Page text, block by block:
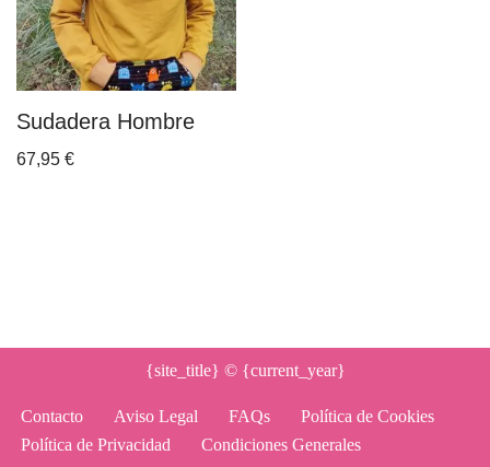
Sudadera Hombre
67,95 €
{site_title} © {current_year}
Contacto Aviso Legal FAQs
Política de Cookies
Política de Privacidad
Condiciones Generales